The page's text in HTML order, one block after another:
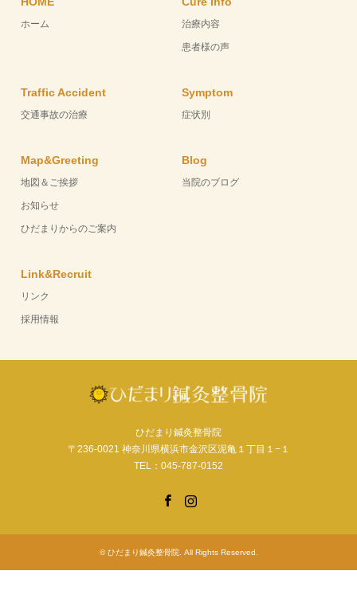
ホーム 治療内容
患者様の声
Traffic Accident
交通事故の治療
Symptom
症状別
Map&Greeting
地図＆ご挨拶
お知らせ
ひだまりからのご案内
Blog
当院のブログ
Link&Recruit
リンク
採用情報
ひだまり鍼灸整骨院
〒236-0021 神奈川県横浜市金沢区泥亀１丁目１−１
TEL：045-787-0152
©ひだまり鍼灸整骨院. All Rights Reserved.